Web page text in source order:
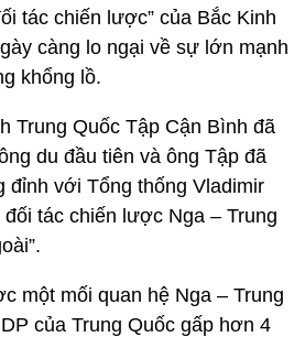
tác chiến lược” của Bắc Kinh
càng lo ngại về sự lớn mạnh
khổng lồ.
Trung Quốc Tập Cận Bình đã
du đầu tiên và ông Tập đã
đỉnh với Tổng thống Vladimir
đối tác chiến lược Nga – Trung
một mối quan hệ Nga – Trung
của Trung Quốc gấp hơn 4